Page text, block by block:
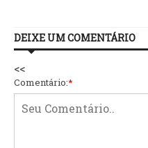
DEIXE UM COMENTÁRIO
<<
Comentário:*